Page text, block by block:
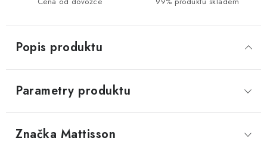
Popis produktu
Parametry produktu
Značka Mattisson